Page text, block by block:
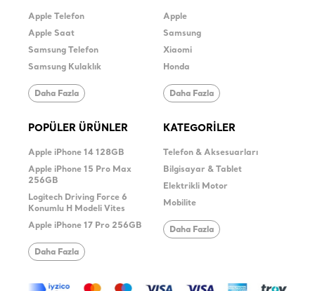
Apple Telefon
Apple Saat
Samsung Telefon
Samsung Kulaklık
Daha Fazla
Apple
Samsung
Xiaomi
Honda
Daha Fazla
POPÜLER ÜRÜNLER
Apple iPhone 14 128GB
Apple iPhone 15 Pro Max
256GB
Logitech Driving Force 6
Konumlu H Modeli Vites
Apple iPhone 17 Pro 256GB
Daha Fazla
KATEGORİLER
Telefon & Aksesuarları
Bilgisayar & Tablet
Elektrikli Motor
Mobilite
Daha Fazla